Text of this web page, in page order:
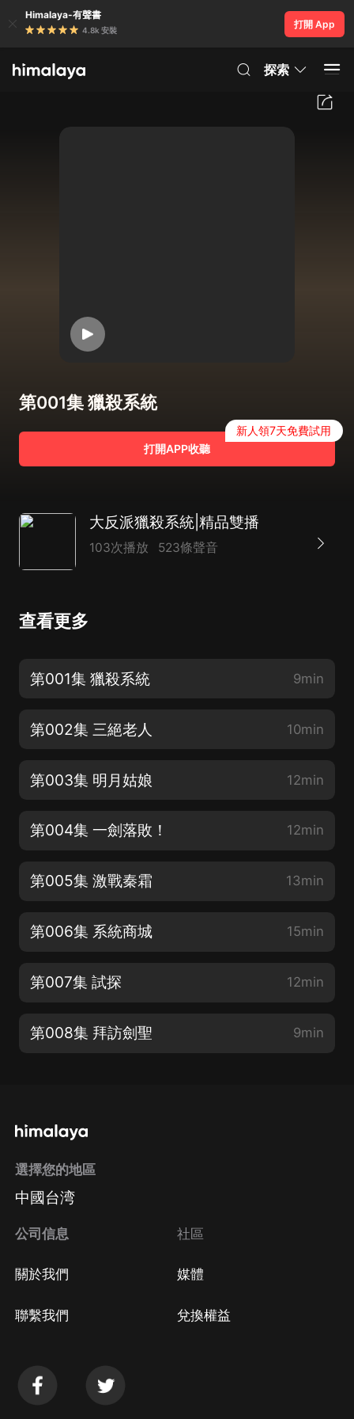
Himalaya-有聲書
4.8k 安裝
打開 App
探索
第001集 獵殺系統
打開APP收聽
新人領7天免費試用
大反派獵殺系統|精品雙播
103次播放 523條聲音
查看更多
第001集 獵殺系統 9min
第002集 三絕老人 10min
第003集 明月姑娘 12min
第004集 一劍落敗！ 12min
第005集 激戰秦霜 13min
第006集 系統商城 15min
第007集 試探 12min
第008集 拜訪劍聖 9min
選擇您的地區
中國台湾
公司信息
關於我們
聯繫我們
社區
媒體
兌換權益